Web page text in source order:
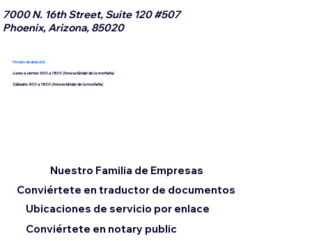
7000 N. 16th Street, Suite 120 #507
Phoenix, Arizona, 85020
Horario de atención
Lunes a viernes 9:00 a 18:00 (hora estándar de la montaña)
Sábados 9:00 a 18:00 (hora estándar de la montaña)
Conviértete en traductor de documentos
Ubicaciones de servicio por enlace
Nuestro Familia de Empresas
Conviértete en notary public